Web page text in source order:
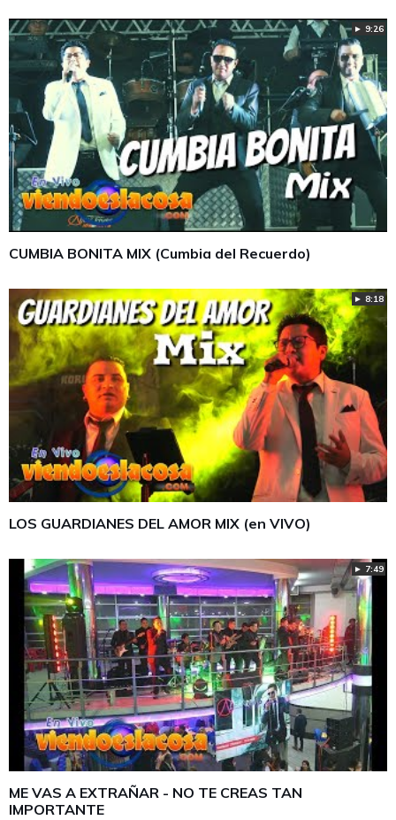
► 9:26
CUMBIA BONITA MIX (Cumbia del Recuerdo)
► 8:18
LOS GUARDIANES DEL AMOR MIX (en VIVO)
► 7:49
ME VAS A EXTRAÑAR - NO TE CREAS TAN
IMPORTANTE